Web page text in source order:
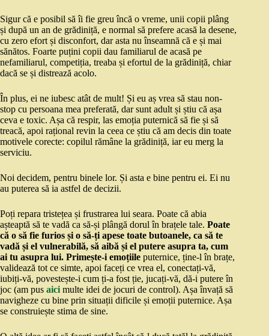
Sigur că e posibil să îi fie greu încă o vreme, unii copii plâng
și după un an de grădiniță, e normal să prefere acasă la desene,
cu zero efort și disconfort, dar asta nu înseamnă că e și mai
sănătos. Foarte puțini copii dau familiarul de acasă pe
nefamiliarul, competiția, treaba și efortul de la grădiniță, chiar
dacă se și distrează acolo.
În plus, ei ne iubesc atât de mult! Și eu aș vrea să stau non-
stop cu persoana mea preferată, dar sunt adult și știu că așa
ceva e toxic. Așa că respir, las emoția puternică să fie și să
treacă, apoi rațional revin la ceea ce știu că am decis din toate
motivele corecte: copilul rămâne la grădiniță, iar eu merg la
serviciu.
Noi decidem, pentru binele lor. Și asta e bine pentru ei. Ei nu
au puterea să ia astfel de decizii.
Poți repara tristețea și frustrarea lui seara. Poate că abia
așteaptă să te vadă ca să-și plângă dorul în brațele tale. Poate
că o să fie furios și o să-ți apese toate butoanele, ca să te
vadă și el vulnerabilă, să aibă și el putere asupra ta, cum
ai tu asupra lui. Primește-i emoțiile puternice, ține-l în brațe,
validează tot ce simte, apoi faceți ce vrea el, conectați-vă,
iubiți-vă, povestește-i cum ți-a fost ție, jucați-vă, dă-i putere în
joc (am pus aici multe idei de jocuri de control). Așa învață să
navigheze cu bine prin situații dificile și emoții puternice. Așa
se construiește stima de sine.